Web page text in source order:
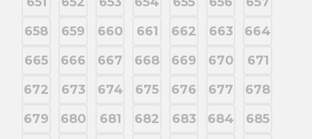
658
659 660 661 662 663
664
665
666 667 668 669 670
671
672
673 674 675 676 677
678
679
680 681 682 683 684
685